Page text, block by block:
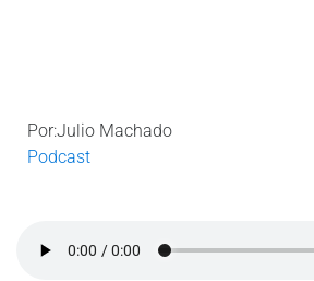
Por:Julio Machado
Podcast